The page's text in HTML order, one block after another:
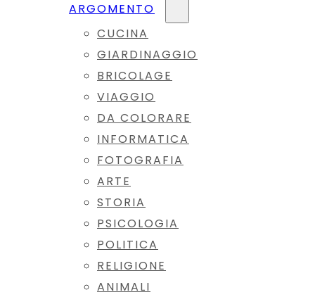
ARGOMENTO
CUCINA
GIARDINAGGIO
BRICOLAGE
VIAGGIO
DA COLORARE
INFORMATICA
FOTOGRAFIA
ARTE
STORIA
PSICOLOGIA
POLITICA
RELIGIONE
ANIMALI